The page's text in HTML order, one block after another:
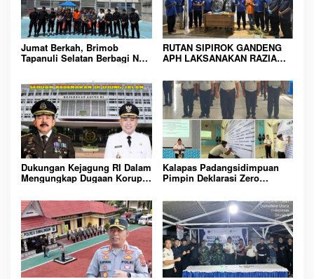
p
o
s
Jumat Berkah, Brimob
Tapanuli Selatan Berbagi Nasi
Rutan Kelas IIB Sipirok
RUTAN SIPIROK GANDENG
APH LAKSANAKAN RAZIA
KOMITMEN CIPTAKAN
LINGKUNGAN
PEMASYARAKATAN YANG
AMAN
Dukungan Kejagung RI Dalam
Mengungkap Dugaan Korupsi
Ketua AMPK : Segera Periksa
Dan Tangkap!
Kalapas Padangsidimpuan
Pimpin Deklarasi Zero
Lingkungan Lapas
Padangsidimpuan